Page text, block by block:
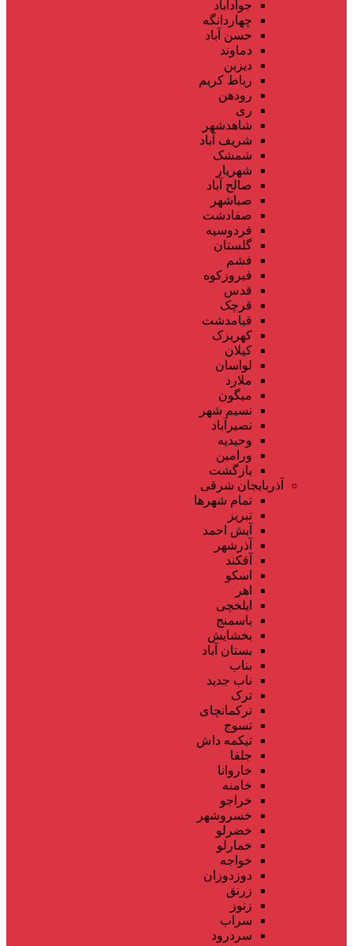
جوادآباد
چهاردانگه
حسن آباد
دماوند
دیزین
رباط کریم
رودهن
ری
شاهدشهر
شریف آباد
شمشک
شهریار
صالح آباد
صباشهر
صفادشت
فردوسیه
گلستان
فشم
فیروزکوه
قدس
قرچک
قیامدشت
کهریزک
کیلان
لواسان
ملارد
میگون
نسیم شهر
نصیرآباد
وحیدیه
ورامین
بازگشت
آذربایجان شرقی
تمام شهر‌ها
تبریز
آبش احمد
آذرشهر
آقکند
اسکو
اهر
ایلخچی
باسمنج
بخشایش
بستان آباد
بناب
ناب جدید
ترک
ترکمانچای
تسوج
تیکمه داش
جلفا
خاروانا
خامنه
خراجو
خسروشهر
خضرلو
خمارلو
خواجه
دوزدوزان
زرنق
زنوز
سراب
سردرود